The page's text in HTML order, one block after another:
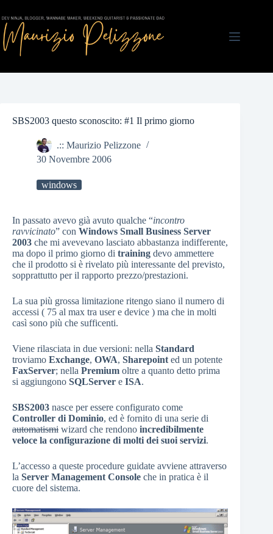
al
contenuto
SBS2003 questo sconoscito: #1 Il primo giorno
.:: Maurizio Pelizzone
30 Novembre 2006
windows
In passato avevo già avuto qualche “incontro
ravvicinato” con Windows Small Business Server
2003 che mi avevevano lasciato abbastanza indifferente,
ma dopo il primo giorno di training devo ammettere
che il prodotto si è rivelato più interessante del previsto,
sopprattutto per il rapporto prezzo/prestazioni.
La sua più grossa limitazione ritengo siano il numero di
accessi ( 75 al max tra user e device ) ma che in molti
casì sono più che sufficenti.
Viene rilasciata in due versioni: nella Standard
troviamo Exchange, OWA, Sharepoint ed un potente
FaxServer; nella Premium oltre a quanto detto prima
si aggiungono SQLServer e ISA.
SBS2003 nasce per essere configurato come
Controller di Dominio, ed è fornito di una serie di
automatismi wizard che rendono incredibilmente
veloce la configurazione di molti dei suoi servizi.
L’accesso a queste procedure guidate avviene attraverso
la Server Management Console che in pratica è il
cuore del sistema.